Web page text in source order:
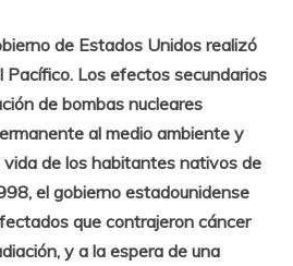
de Estados Unidos realizó
Pacífico. Los efectos secundarios
de bombas nucleares
al medio ambiente y
vida de los habitantes nativos de
el gobierno estadounidense
que contrajeron cáncer
y a la espera de una